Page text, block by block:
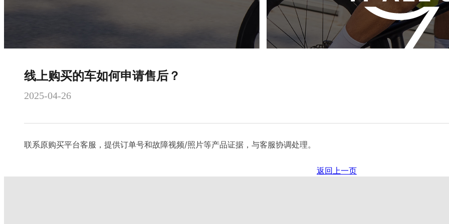
线上购买的车如何申请售后？
2025-04-26
联系原购买平台客服，提供订单号和故障视频/照片等产品证据，与客服协调处理。
返回上一页